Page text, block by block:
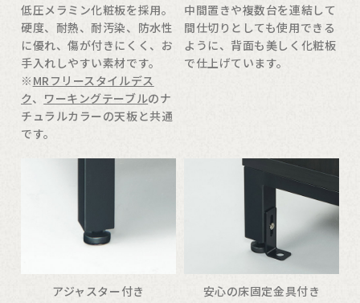
低圧メラミン化粧板を採用。
硬度、耐熱、耐汚染、防水性
に優れ、傷が付きにくく、お
手入れしやすい素材です。
※ MRフリースタイルデス
ク、 ワーキングテーブルのナ
チュラルカラーの天板と共通
です。
中間置きや複数台を連結して
間仕切りとしても使用できる
ように、背面も美しく化粧板
で仕上げています。
アジャスター付き
安心の床固定金具付き